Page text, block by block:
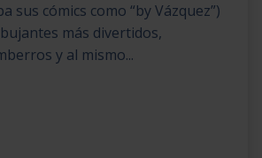
sus cómics como “by Vázquez”)
más divertidos,
y al mismo...